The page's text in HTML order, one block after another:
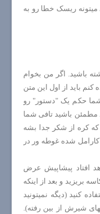
ریسک خطا رو به
باشید. اگر من بخوام
کنم باید از اول این متن
حکم یک "دستور" رو
مطمئن باشید تافی شما
که کره از شکر جدا بشه
شده غوطه ور در
افتاد پیشاپیش عرض
بریزید و بعد از اینکه
کنید (دیگه نمیتونید
شیرش از بین رفته).